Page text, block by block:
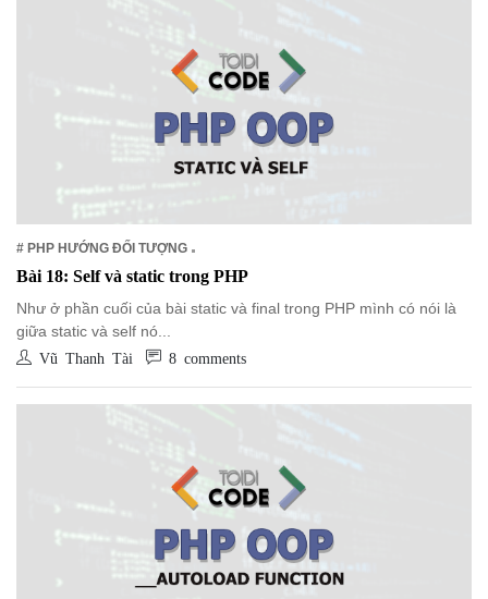
# PHP HƯỚNG ĐỐI TƯỢNG
Bài 18: Self và static trong PHP
Như ở phần cuối của bài static và final trong PHP mình có nói là
giữa static và self nó...
Vũ Thanh Tài 8 comments